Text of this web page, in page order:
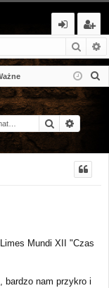
og
uj
si
ę
ar
ej
es
si
ę
j
Szukaj
Mundi XII "Czas
bardzo nam przykro i